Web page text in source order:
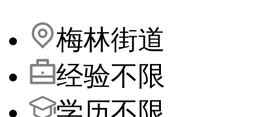
梅林街道
经验不限